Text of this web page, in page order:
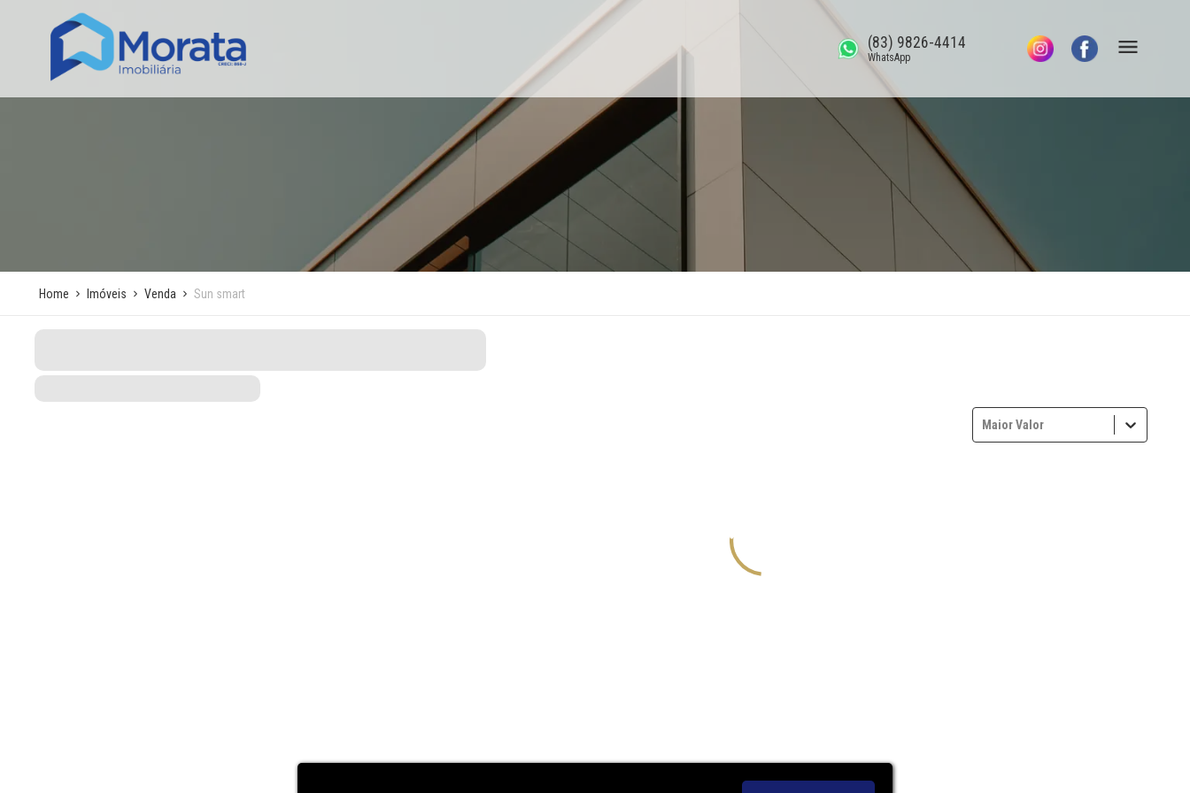
(83) 9826-4414
WhatsApp
Home Imóveis Venda Sun smart
Maior Valor